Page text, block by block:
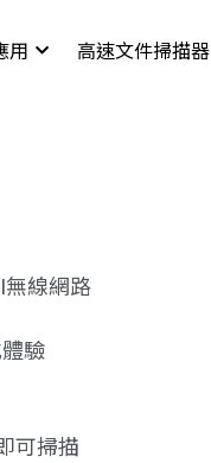
用 高速文件掃描器
線網路
驗
可掃描